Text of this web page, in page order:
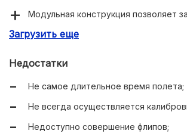
Модульная конструкция позволяет
Доступно возвращение на точку
Камеру можно отсоединить;
Доступно дистанционный наклон
Загрузить еще
Недостатки
Не самое длительное время полета;
Не всегда осуществляется
Недоступно совершение флипов;